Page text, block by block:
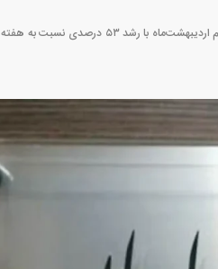
ارزش معاملات صندوق‌های سرمایه‌گذاری قابل معامله (ETF) در فرابورس ایران در هفته منتهی به چهارم اردیبهشت‌ماه با رشد ۵۳ درصدی نسبت به هفته
۱۴۰۵